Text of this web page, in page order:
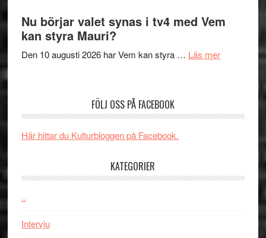
och
Shadow
Edge
spännande
Nu börjar valet synas i tv4 med Vem
kan styra Mauri?
Den 10 augusti 2026 har Vem kan styra … Läs merom
kan
FÖLJ OSS PÅ FACEBOOK
Här hittar du Kulturbloggen på Facebook.
KATEGORIER
..
Intervju